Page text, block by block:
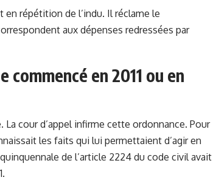
en répétition de l’indu. Il réclame le
aux dépenses redressées par
en 2011 ou en
cour d’appel infirme cette ordonnance. Pour
les faits qui lui permettaient d’agir en
de l’article 2224 du code civil avait